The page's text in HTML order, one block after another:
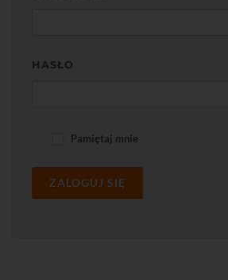
HASŁO
Pamiętaj mnie
ZALOGUJ SIĘ